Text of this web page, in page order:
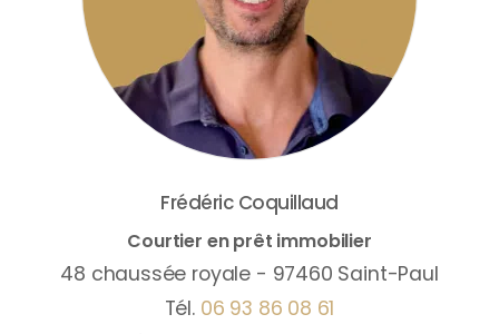
Frédéric Coquillaud
Courtier en prêt immobilier
48 chaussée royale - 97460 Saint-Paul
Tél. 06 93 86 08 61